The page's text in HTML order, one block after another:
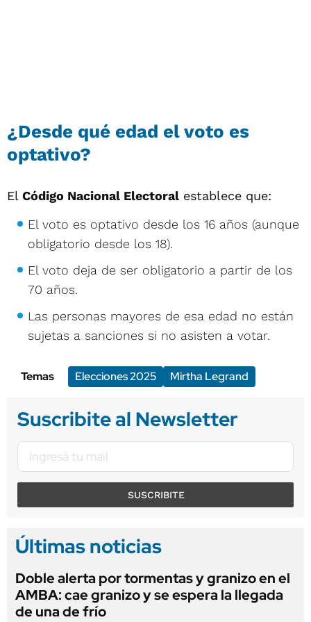
¿Desde qué edad el voto es
optativo?
El Código Nacional Electoral establece que:
El voto es optativo desde los 16 años (aunque
obligatorio desde los 18).
El voto deja de ser obligatorio a partir de los
70 años.
Las personas mayores de esa edad no están
sujetas a sanciones si no asisten a votar.
Temas Elecciones 2025 Mirtha Legrand
Suscribite al Newsletter
SUSCRIBITE
Últimas noticias
Doble alerta por tormentas y granizo en el
AMBA: cae granizo y se espera la llegada
de una de frío